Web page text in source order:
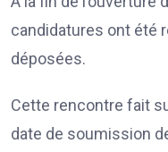
candidatures ont été
déposées.
Cette rencontre fait
date de soumission